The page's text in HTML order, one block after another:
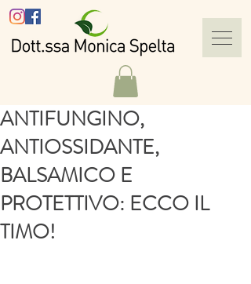
ANTIFUNGINO,
ANTIOSSIDANTE,
BALSAMICO E
PROTETTIVO: ECCO IL
TIMO!